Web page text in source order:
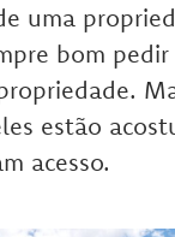
uma
bom
estão
acesso.